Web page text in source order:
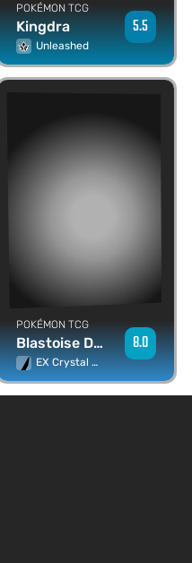
POKÉMON TCG
Kingdra
Unleashed
5.5
POKÉMON TCG
Blastoise Delta Species
EX Crystal Guardians
8.0